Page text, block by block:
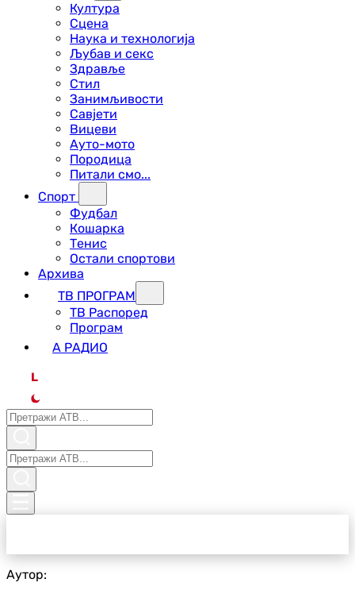
Култура
Сцена
Наука и технологија
Љубав и секс
Здравље
Стил
Занимљивости
Савјети
Вицеви
Ауто-мото
Породица
Питали смо...
Спорт
Фудбал
Кошарка
Тенис
Остали спортови
Архива
ТВ ПРОГРАМ
ТВ Распоред
Програм
А РАДИО
L
Аутор: